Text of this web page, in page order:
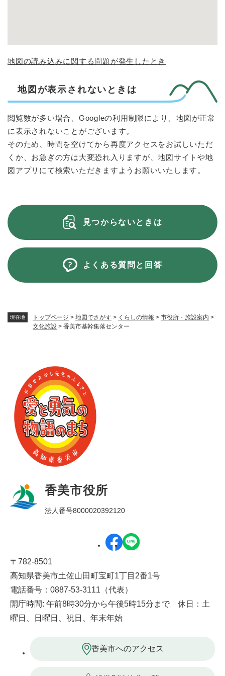
現在地 トップページ > 地図でさがす > くらしの情報 > 市役所・施設案内 >
文化施設 > 香美市基幹集落センター
地図の読み込みに関する問題が発生したとき
地図が表示されないときは
閲覧数が多い場合、Googleの利用制限により、地図が正常
に表示されないことがございます。
そのため、時間を空けてから再度アクセスをお試しいただ
くか、お急ぎの方は大変恐れ入りますが、地図サイトや地
図アプリにて検索いただきますようお願いいたします。
見つからないときは
よくある質問と回答
香美市役所
法人番号8000020392120
〒782-8501
高知県香美市土佐山田町宝町1丁目2番1号
電話番号：0887-53-3111（代表）
開庁時間: 午前8時30分から午後5時15分まで 休日：土
曜日、日曜日、祝日、年末年始
香美市へのアクセス